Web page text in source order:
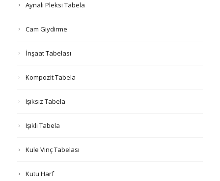
Aynalı Pleksi Tabela
Cam Giydirme
İnşaat Tabelası
Kompozit Tabela
Işıksız Tabela
Işıklı Tabela
Kule Vinç Tabelası
Kutu Harf